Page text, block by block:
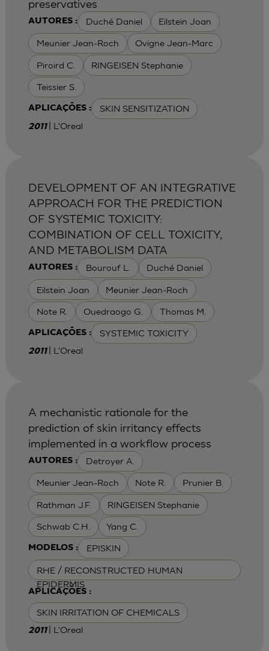
AUTORES : Duché Daniel Eilstein Joan
Meunier Jean-Roch Ovigne Jean-Marc
Piroird C. RINGEISEN Stephanie
Teissier S.
APLICAÇÕES : SKIN SENSITIZATION
preservatives
2011 | L'Oreal
AUTORES : Bourouf L. Duché Daniel
Eilstein Joan Meunier Jean-Roch
Note R. Ouedraogo G. Thomas M.
APLICAÇÕES : SYSTEMIC TOXICITY
DEVELOPMENT OF AN INTEGRATIVE
APPROACH FOR THE PREDICTION
OF SYSTEMIC TOXICITY:
COMBINATION OF CELL TOXICITY,
AND METABOLISM DATA
2011 | L'Oreal
AUTORES : Detroyer A.
Meunier Jean-Roch Note R. Prunier B.
Rathman J.F. RINGEISEN Stephanie
Schwab C.H. Yang C.
MODELOS : EPISKIN
RHE / RECONSTRUCTED HUMAN
EPIDERMIS
APLICAÇÕES :
SKIN IRRITATION OF CHEMICALS
A mechanistic rationale for the
prediction of skin irritancy effects
implemented in a workflow process
2011 | L'Oreal